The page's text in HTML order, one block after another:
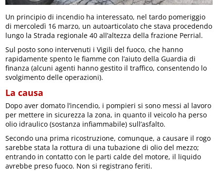
Un principio di incendio ha interessato, nel tardo pomeriggio
di mercoledì 16 marzo, un autoarticolato che stava procedendo
lungo la Strada regionale 40 all’altezza della frazione Perrial.
Sul posto sono intervenuti i Vigili del fuoco, che hanno
rapidamente spento le fiamme con l’aiuto della Guardia di
finanza (alcuni agenti hanno gestito il traffico, consentendo lo
svolgimento delle operazioni).
La causa
Dopo aver domato l’incendio, i pompieri si sono messi al lavoro
per mettere in sicurezza la zona, in quanto il veicolo ha perso
olio idraulico (sostanza infiammabile) sull’asfalto.
Secondo una prima ricostruzione, comunque, a causare il rogo
sarebbe stata la rottura di una tubazione di olio del mezzo;
entrando in contatto con le parti calde del motore, il liquido
avrebbe preso fuoco. Non si registrano feriti.